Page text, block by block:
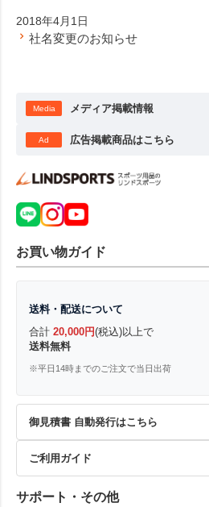
2018年4月1日
社名変更のお知らせ
Media メディア掲載情報
Ad 広告掲載商品はこちら
お買い物ガイド
送料・配送について
合計 20,000円(税込)以上で
送料無料
※平日14時までのご注文で当日出荷
御見積書 自動発行はこちら
ご利用ガイド
サポート・その他